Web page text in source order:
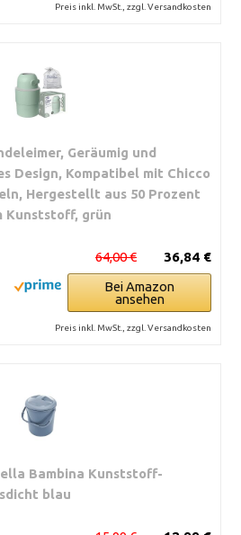
Preis inkl. MwSt., zzgl. Versandkosten
Geräumig und
Design, Kompatibel mit Chicco
Hergestellt aus 50 Prozent
Kunststoff, grün
36,84 €
64,00 €
Bei Amazon
ansehen
Preis inkl. MwSt., zzgl. Versandkosten
Bambina Kunststoff-
blau